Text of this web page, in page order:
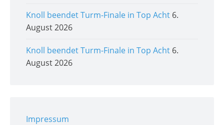
Knoll beendet Turm-Finale in Top Acht 6.
August 2026
Knoll beendet Turm-Finale in Top Acht 6.
August 2026
Impressum